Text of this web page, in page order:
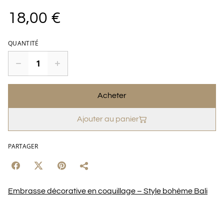
18,00 €
QUANTITÉ
Acheter
Ajouter au panier
PARTAGER
Embrasse décorative en coquillage – Style bohème Bali